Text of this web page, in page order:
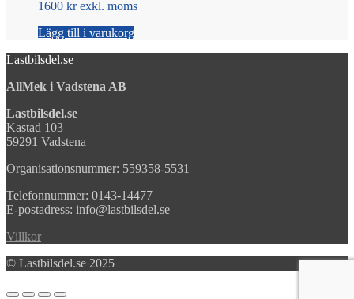
1600 kr exkl. moms
Lägg till i varukorg
Lastbilsdel.se
AllMek i Vadstena AB
Lastbilsdel.se
Kastad 103
59291 Vadstena
Organisationsnummer: 559358-5531
Telefonnummer: 0143-14477
E-postadress: info@lastbilsdel.se
Villkor
© Lastbilsdel.se 2025